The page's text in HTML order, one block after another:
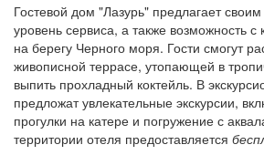
Гостевой дом "Лазурь" предлагает
уровень сервиса, а также возможность
на берегу Черного моря. Гости смогут
живописной террасе, утопающей в
выпить прохладный коктейль. В
предложат увлекательные экскурсии,
прогулки на катере и погружение с
территории отеля предоставляется